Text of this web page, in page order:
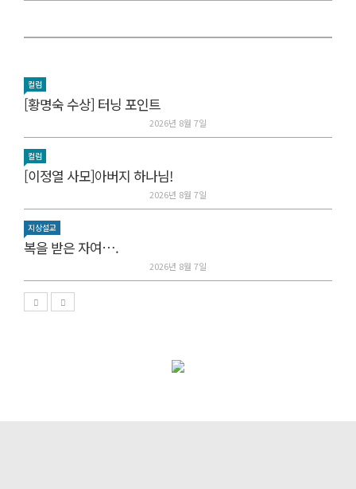
컬럼
[황명숙 수상] 터닝 포인트
2026년 8월 7일
컬럼
[이정열 사모]아버지 하나님!
2026년 8월 7일
지상설교
복을 받은 자여….
2026년 8월 7일